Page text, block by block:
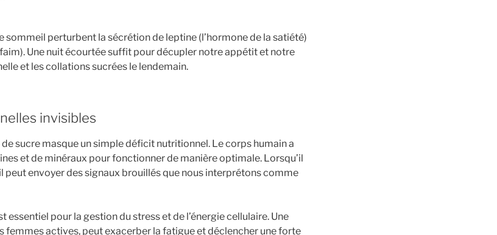
sommeil perturbent la sécrétion de leptine (l’hormone de la satiété)
Une nuit écourtée suffit pour décupler notre appétit et notre
et les collations sucrées le lendemain.
invisibles
sucre masque un simple déficit nutritionnel. Le corps humain a
et de minéraux pour fonctionner de manière optimale. Lorsqu’il
peut envoyer des signaux brouillés que nous interprétons comme
essentiel pour la gestion du stress et de l’énergie cellulaire. Une
femmes actives, peut exacerber la fatigue et déclencher une forte